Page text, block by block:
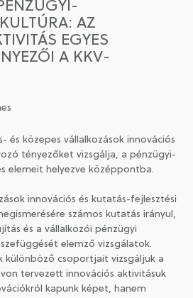
AZ
EGYES
A KKV-
és közepes vállalkozások innovációs
tényezőket vizsgálja, a pénzügyi-
elemeit helyezve középpontba.
innovációs és kutatás-fejlesztési
számos kutatás irányul,
és a vállalkozói pénzügyi
elemző vizsgálatok.
különböző csoportjait vizsgáljuk a
tervezett innovációs aktivitásuk
kapunk képet, hanem